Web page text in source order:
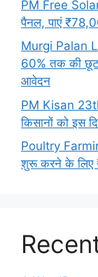
PM Free
पैनल, पाएं
Murgi Palan
60% तक की छूट,
आवेदन
PM Kisan
किसानों को इस
Poultry
शुरू करने के लिए